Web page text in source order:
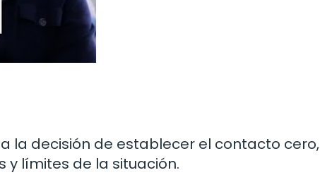
la decisión de establecer el contacto cero,
y límites de la situación.